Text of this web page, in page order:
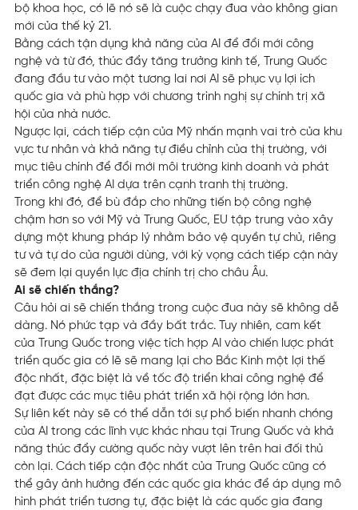
bộ khoa học, có lẽ nó sẽ là cuộc chạy đua vào không gian
mới của thế kỷ 21.
Bằng cách tận dụng khả năng của AI để đổi mới công
nghệ và từ đó, thúc đẩy tăng trưởng kinh tế, Trung Quốc
đang đầu tư vào một tương lai nơi AI sẽ phục vụ lợi ích
quốc gia và phù hợp với chương trình nghị sự chính trị xã
hội của nhà nước.
Ngược lại, cách tiếp cận của Mỹ nhấn mạnh vai trò của khu
vực tư nhân và khả năng tự điều chỉnh của thị trường, với
mục tiêu chính để đổi mới môi trường kinh doanh và phát
triển công nghệ AI dựa trên cạnh tranh thị trường.
Trong khi đó, để bù đắp cho những tiến bộ công nghệ
chậm hơn so với Mỹ và Trung Quốc, EU tập trung vào xây
dựng một khung pháp lý nhằm bảo vệ quyền tự chủ, riêng
tư và tự do của người dùng, với kỳ vọng cách tiếp cận này
sẽ đem lại quyền lực địa chính trị cho châu Âu.
Ai sẽ chiến thắng?
Câu hỏi ai sẽ chiến thắng trong cuộc đua này sẽ không dễ
dàng. Nó phức tạp và đầy bất trắc. Tuy nhiên, cam kết
của Trung Quốc trong việc tích hợp AI vào chiến lược phát
triển quốc gia có lẽ sẽ mang lại cho Bắc Kinh một lợi thế
độc nhất, đặc biệt là về tốc độ triển khai công nghệ để
đạt được các mục tiêu phát triển xã hội rộng lớn hơn.
Sự liên kết này sẽ có thể dẫn tới sự phổ biến nhanh chóng
của AI trong các lĩnh vực khác nhau tại Trung Quốc và khả
năng thúc đẩy cường quốc này vượt lên trên hai đối thủ
còn lại. Cách tiếp cận độc nhất của Trung Quốc cũng có
thể gây ảnh hưởng đến các quốc gia khác để áp dụng mô
hình phát triển tương tự, đặc biệt là các quốc gia đang